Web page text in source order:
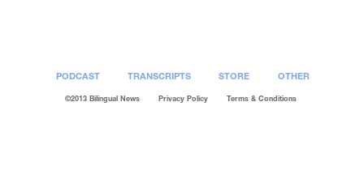
PODCAST TRANSCRIPTS STORE OTHER
©2013 Bilingual News Privacy Policy Terms & Conditions